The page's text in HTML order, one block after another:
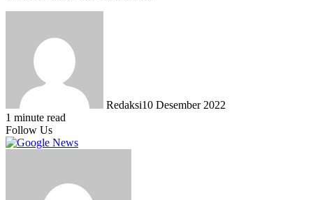
Redaksi10 Desember 2022
1 minute read
Follow Us